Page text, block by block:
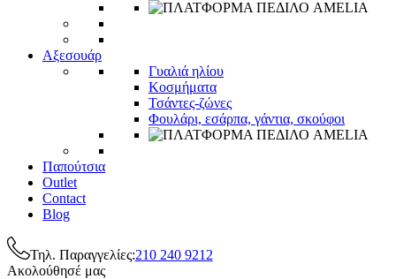
Αξεσουάρ
Γυαλιά ηλίου
Κοσμήματα
Τσάντες-ζώνες
Φουλάρι, εσάρπα, γάντια, σκούφοι
Παπούτσια
Outlet
Contact
Blog
Τηλ. Παραγγελίες:210 240 9212
Ακολούθησέ μας